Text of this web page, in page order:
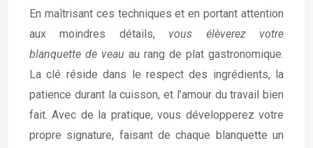
En maîtrisant ces techniques et en portant attention
aux moindres détails, vous élèverez votre
blanquette de veau au rang de plat gastronomique.
La clé réside dans le respect des ingrédients, la
patience durant la cuisson, et l’amour du travail bien
fait. Avec de la pratique, vous développerez votre
propre signature, faisant de chaque blanquette un